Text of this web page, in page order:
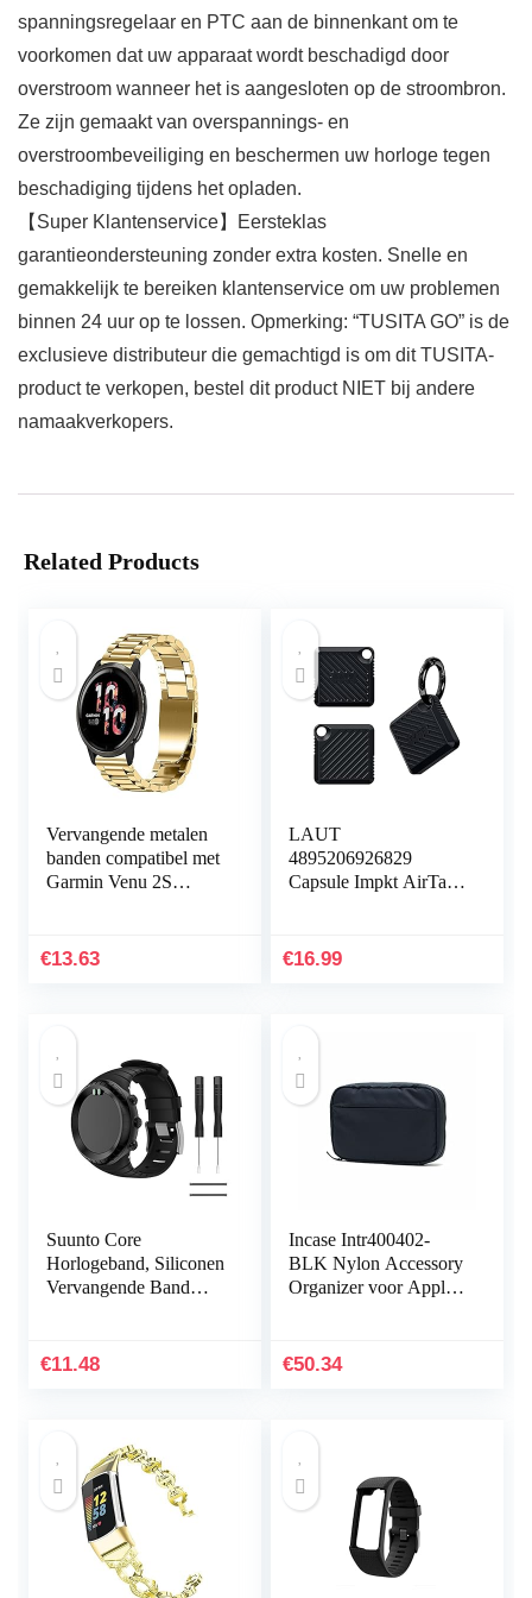
spanningsregelaar en PTC aan de binnenkant om te
voorkomen dat uw apparaat wordt beschadigd door
overstroom wanneer het is aangesloten op de stroombron.
Ze zijn gemaakt van overspannings- en
overstroombeveiliging en beschermen uw horloge tegen
beschadiging tijdens het opladen.
【Super Klantenservice】Eersteklas
garantieondersteuning zonder extra kosten. Snelle en
gemakkelijk te bereiken klantenservice om uw problemen
binnen 24 uur op te lossen. Opmerking: “TUSITA GO” is de
exclusieve distributeur die gemachtigd is om dit TUSITA-
product te verkopen, bestel dit product NIET bij andere
namaakverkopers.
Related Products
Vervangende metalen
banden compatibel met
Garmin Venu 2S
horlogeband bandjes
€13.63
LAUT
4895206926829
Capsule Impkt AirTags
€16.99
Suunto Core
Horlogeband, Siliconen
Vervangende Band
Horlogeband
€11.48
Incase Intr400402-
BLK Nylon Accessory
Organizer voor Apple
zwart [sorteren en…
€50.34